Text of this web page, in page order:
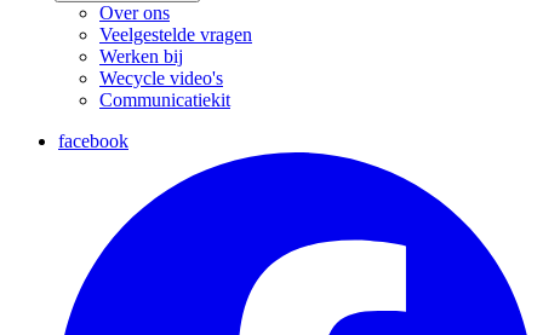
Over ons
Veelgestelde vragen
Werken bij
Wecycle video's
Communicatiekit
facebook